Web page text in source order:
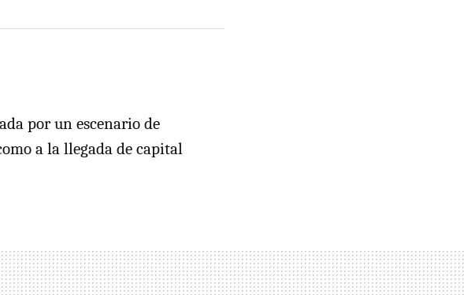
por un escenario de
a la llegada de capital